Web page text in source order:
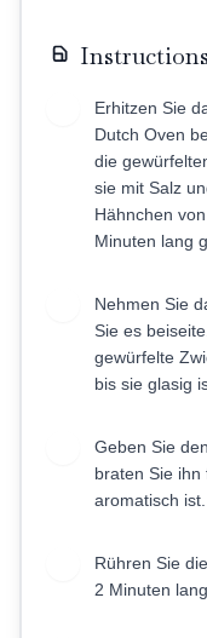
Instructions
Erhitzen Sie
Dutch Oven
die
sie mit Salz
Hähnchen
Minuten lang
Nehmen Sie
Sie es
gewürfelte
bis sie glasig
Geben Sie
braten Sie
aromatisch ist.
Rühren Sie
2 Minuten